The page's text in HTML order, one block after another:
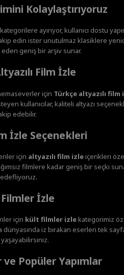
Kolaylaştırıyoruz
ayırıyor, kullanıcı dostu
edin ister unutulmaz klasiklere
geniş bir arşiv sunar.
Film İzle
için Türkçe altyazılı film
kullanıcılar, kaliteli altyazı
edebilir.
İzle Seçenekleri
için altyazılı film izleiçerikleri
filmlere kadar geniş bir seçki
İzle
için kült filmler izlekategorimiz
iz bırakan eserleri tek
ve Popüler Yapımlar